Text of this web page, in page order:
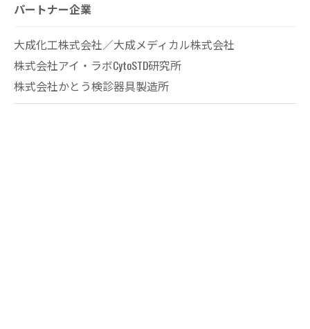
パートナー企業
大成化工株式会社／大成メディカル株式会社
株式会社アイ・ラボCytoSTD研究所
株式会社かとう検診器具製造所